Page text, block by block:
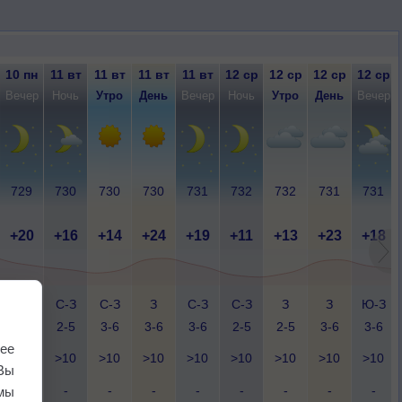
10 пн 11 вт 11 вт 11 вт 11 вт 12 ср 12 ср 12 ср 12 ср
Вечер Ночь Утро День Вечер Ночь Утро День Вечер
729 730 730 730 731 732 732 731 731
+20 +16 +14 +24 +19 +11 +13 +23 +18
С-З
2-5
С-З
3-6
З
3-6
С-З
3-6
С-З
2-5
З
2-5
З
3-6
Ю-З
3-6
>10 >10 >10 >10 >10 >10 >10 >10 >10
- - - - - - - -